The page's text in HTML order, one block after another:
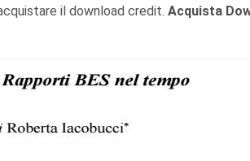
il download credit. Acquista